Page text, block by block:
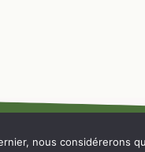
nous considérerons